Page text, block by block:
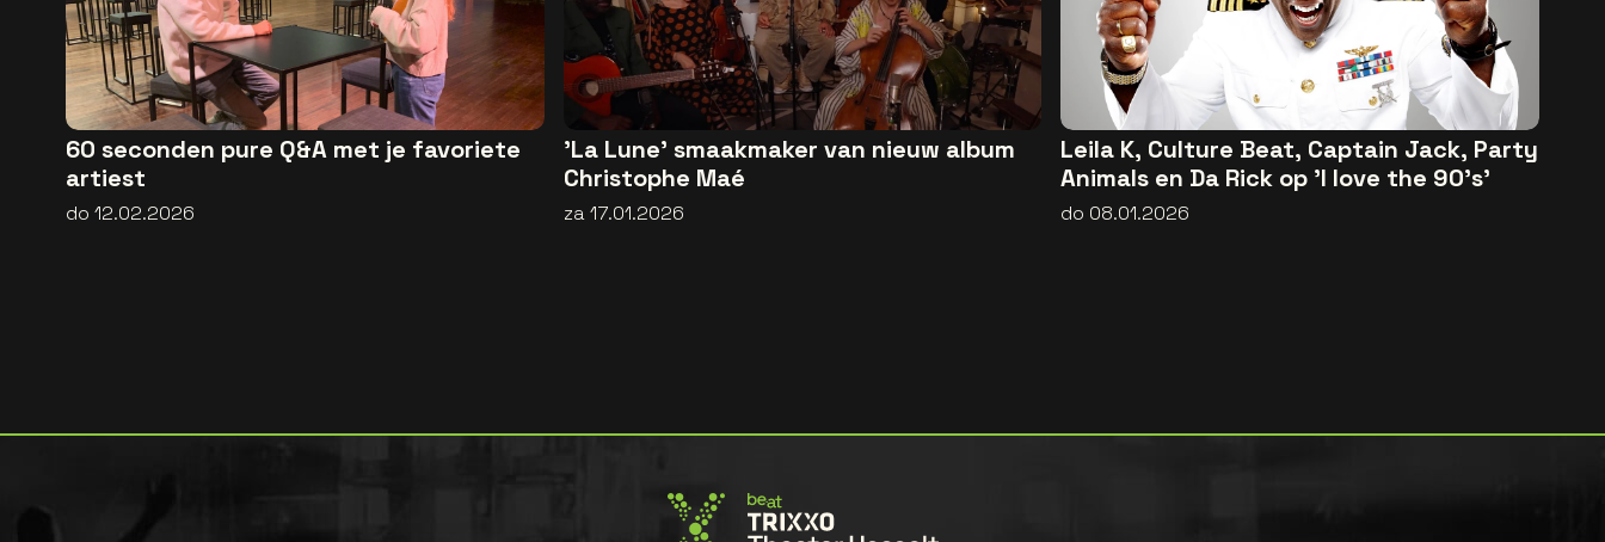
60 seconden pure Q&A met je favoriete
artiest
do 12.02.2026
'La Lune' smaakmaker van nieuw album
Christophe Maé
za 17.01.2026
Leila K, Culture Beat, Captain Jack, Party
Animals en Da Rick op 'I love the 90's'
do 08.01.2026